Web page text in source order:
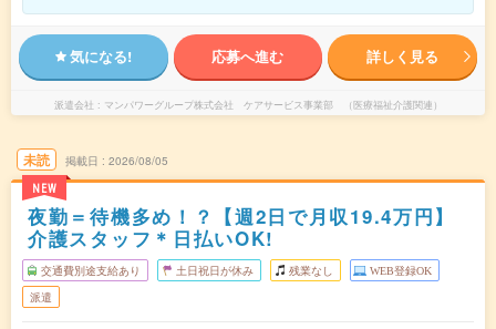
気になる! 応募へ進む 詳しく見る
派遣会社 マンパワーグループ株式会社 ケアサービス事業部 （医療福祉介護関連）
未読
NEW
掲載日 2026/08/05
夜勤＝待機多め！？【週2日で月収19.4万円】
介護スタッフ＊日払いOK!
交通費別途支給あり 土日祝日が休み 残業なし WEB登録OK
派遣